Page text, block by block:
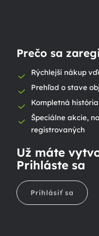
Prečo sa
Rýchlejší nákup
Prehľad o stave
Kompletná
Špeciálne akcie,
registrovaných
Už máte
Prihláste sa
Prihlásiť sa